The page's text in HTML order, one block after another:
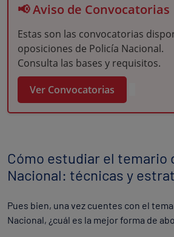
📢 Aviso de Convocatorias
Estas son las convocatorias
oposiciones de Policía Nacional.
Consulta las bases y requisitos.
Ver Convocatorias
Cómo estudiar el temario
Nacional: técnicas y
Pues bien, una vez cuentes con el
Nacional, ¿cuál es la mejor forma de